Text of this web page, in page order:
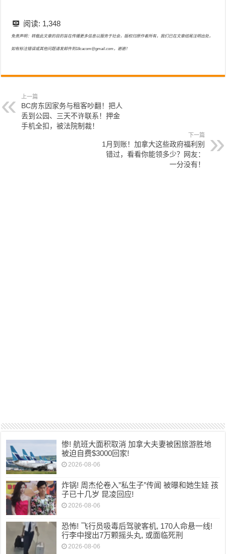
阅读: 1,348
免责声明：转载此文章的目的旨在传播更多信息以服务于社会，版权归原作者所有，我们已在文章结尾注明出处，
如有标注错误或其他问题请发邮件到18cacom@gmail.com，谢谢！
上一篇
BC房东因家务与租客吵翻！把人
丢到公园、三天不许联系！押金
手机全扣，被法院制裁！
下一篇
1月到账！加拿大这些政府福利别
错过，看看你能领多少？网友：
一分没有！
惨! 航班大面积取消 加拿大夫妻被困旅游胜地
被迫自费$3000回家!
2026-08-06
炸锅! 周杰伦卷入”私生子”传闻 被曝和她生娃 孩
子已十几岁 昆凌回应!
2026-08-06
恐怖! 飞行员吸毒后驾驶客机, 170人命悬一线!
行李中搜出7万颗摇头丸, 或面临死刑
2026-08-06